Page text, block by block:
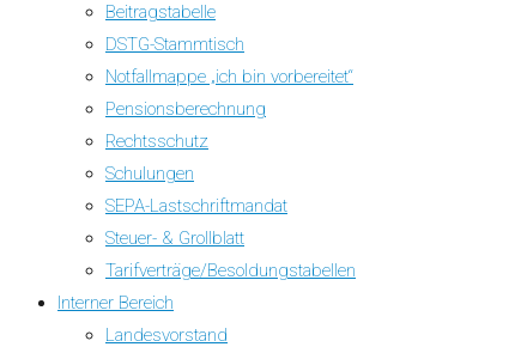
Beitragstabelle
DSTG-Stammtisch
Notfallmappe „ich bin vorbereitet“
Pensionsberechnung
Rechtsschutz
Schulungen
SEPA-Lastschriftmandat
Steuer- & Grollblatt
Tarifverträge/Besoldungstabellen
Interner Bereich
Landesvorstand